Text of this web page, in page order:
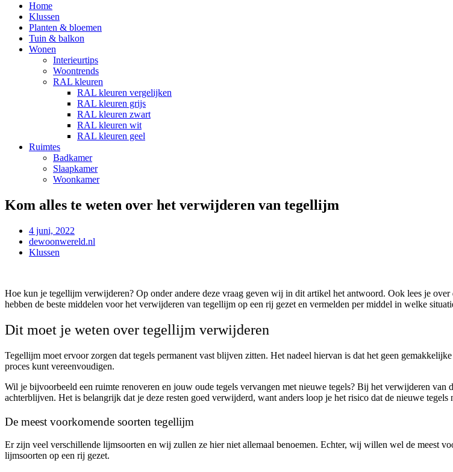
Home
Klussen
Planten & bloemen
Tuin & balkon
Wonen
Interieurtips
Woontrends
RAL kleuren
RAL kleuren vergelijken
RAL kleuren grijs
RAL kleuren zwart
RAL kleuren wit
RAL kleuren geel
Ruimtes
Badkamer
Slaapkamer
Woonkamer
Kom alles te weten over het verwijderen van tegellijm
4 juni, 2022
dewoonwereld.nl
Klussen
Hoe kun je tegellijm verwijderen? Op onder andere deze vraag geven wij in dit artikel het antwoord. Ook lees je
hebben de beste middelen voor het verwijderen van tegellijm op een rij gezet en vermelden per middel in welke
Dit moet je weten over tegellijm verwijderen
Tegellijm moet ervoor zorgen dat tegels permanent vast blijven zitten. Het nadeel hiervan is dat het geen
proces kunt vereenvoudigen.
Wil je bijvoorbeeld een ruimte renoveren en jouw oude tegels vervangen met nieuwe tegels? Bij het verwijderen
achterblijven. Het is belangrijk dat je deze resten goed verwijderd, want anders loop je het risico dat de nieuwe tegels
De meest voorkomende soorten tegellijm
Er zijn veel verschillende lijmsoorten en wij zullen ze hier niet allemaal benoemen. Echter, wij willen wel de meest
lijmsoorten op een rij gezet.